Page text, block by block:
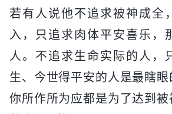
若有人说他不追求被神成全
入，只追求肉体平安喜乐，
人。不追求生命实际的人，
生、今世得平安的人是最瞎眼
你所作所为应都是为了达到